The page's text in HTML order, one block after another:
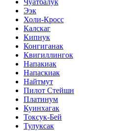
Чуатбалук
Ээк
Холи-Кросс
Калскаг
Кипнук
Конгиганак
Квигиллингок
Напакиак
Напаскиак
Найтмут
Пилот Стейшн
Платинум
Куинхагак
Токсук-Бей
Тулуксак